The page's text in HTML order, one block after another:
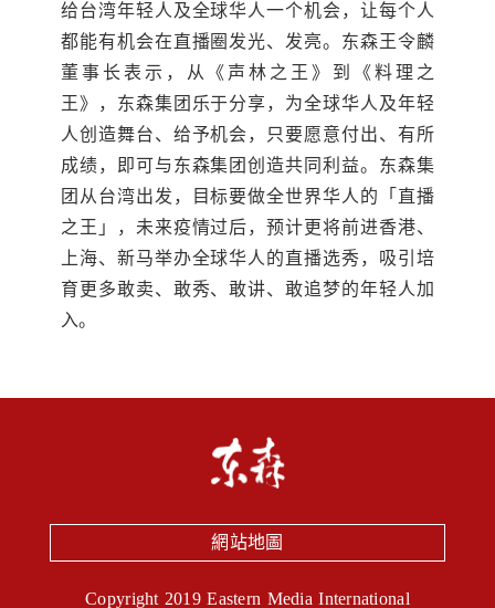
给台湾年轻人及全球华人一个机会，让每个人
都能有机会在直播圈发光、发亮。东森王令麟
董事长表示，从《声林之王》到《料理之
王》，东森集团乐于分享，为全球华人及年轻
人创造舞台、给予机会，只要愿意付出、有所
成绩，即可与东森集团创造共同利益。东森集
团从台湾出发，目标要做全世界华人的「直播
之王」，未来疫情过后，预计更将前进香港、
上海、新马举办全球华人的直播选秀，吸引培
育更多敢卖、敢秀、敢讲、敢追梦的年轻人加
入。
網站地圖
Copyright 2019 Eastern Media International